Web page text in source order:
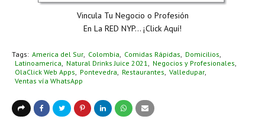
Vincula Tu Negocio o Profesión
En La RED NYP... ¡Click Aquí!
Tags: America del Sur Colombia Comidas Rápidas
Domicilios
Latinoamerica
Natural Drinks Juice 2021
Negocios y Profesionales
OlaClick Web Apps
Pontevedra Restaurantes Valledupar
Ventas vía WhatsApp